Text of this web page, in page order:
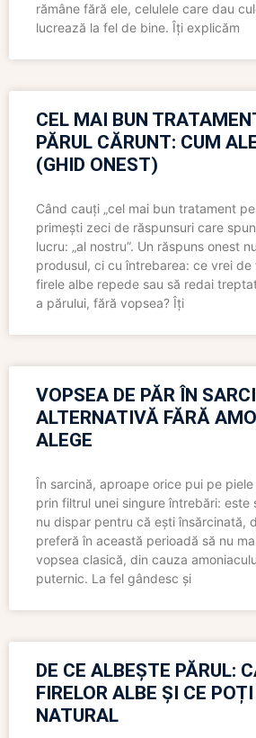
rămâne fără ele, celulele care dau
lucrează la fel de bine. Îți explicăm
CEL MAI BUN
PĂRUL CĂRUNT: CUM
(GHID ONEST)
Când cauți „cel mai bun tratament
primești zeci de răspunsuri care
lucru: „al nostru”. Un răspuns onest
produsul, ci cu întrebarea: ce vrei
firele albe repede sau să redai
a părului, fără vopsea? Îți
VOPSEA DE PĂR ÎN
ALTERNATIVĂ FĂRĂ
ALEGE
În sarcină, aproape orice pui pe
prin filtrul unei singure întrebări: este
nu dispar pentru că ești însărcinată,
preferă în această perioadă să nu
vopsea clasică, din cauza
puternic. La fel gândesc și
DE CE ALBEȘTE PĂRUL:
FIRELOR ALBE ȘI CE POȚI
NATURAL